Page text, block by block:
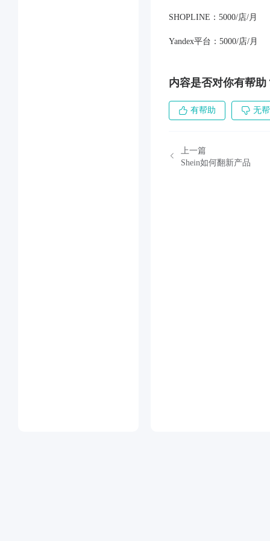
SHOPLINE：5000/店/月
Yandex平台：5000/店/月
内容是否对你有帮助
有帮助 无
上一篇
Shein如何翻新产品